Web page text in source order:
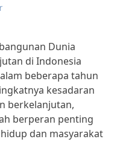
Dunia
di Indonesia
beberapa tahun
kesadaran
berkelanjutan,
berperan penting
dan masyarakat